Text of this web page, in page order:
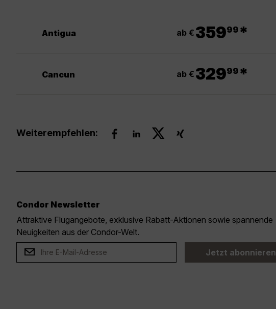
Antigua ab € 35999 *
Cancun ab € 32999 *
Weiterempfehlen:
Condor Newsletter
Attraktive Flugangebote, exklusive Rabatt-Aktionen sowie spannende
Neuigkeiten aus der Condor-Welt.
Jetzt abonnieren